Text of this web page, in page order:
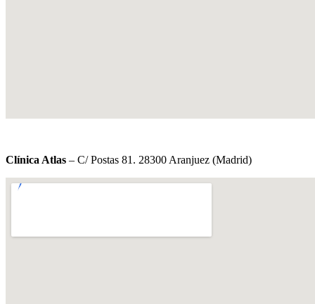
Clínica Atlas – C/ Postas 81. 28300 Aranjuez (Madrid)